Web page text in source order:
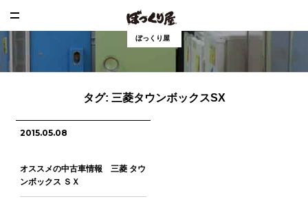
ぼっくり屋
タグ: 三菱タウンボックスSX
2015.05.08
オススメの中古車情報 三菱 タウ
ンボックス ＳＸ